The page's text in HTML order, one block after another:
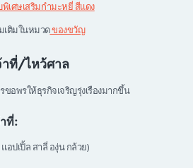
เศษเสริมกำมะหยี่ สีแดง
เติมในหมวดของขวัญ
าที่/ไหว้ศาล
ขอพรให้ธุรกิจเจริญรุ่งเรืองมากขึ้น
ที่:
อปเปิ้ล สาลี่ องุ่น กล้วย)